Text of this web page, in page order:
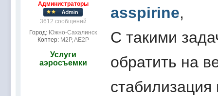
Администраторы
3612 сообщений
Город: Южно-Сахалинск
Коптер: M2P, AE2P
Услуги
аэросъемки
asspirine,
С такими
обратить на